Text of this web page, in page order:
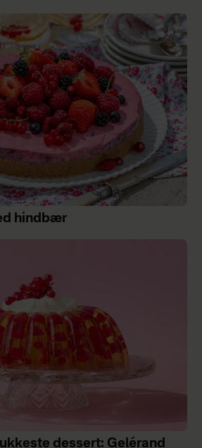
hindbær
dessert: Gelérand